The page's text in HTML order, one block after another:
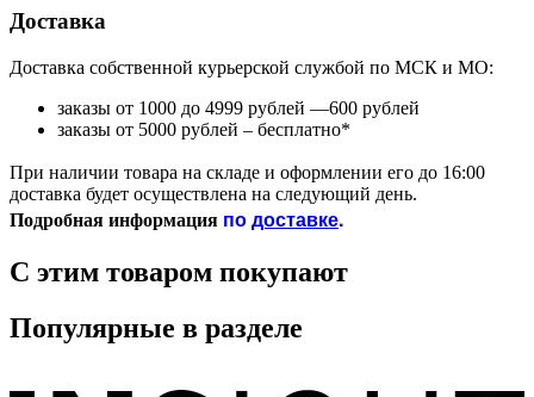
Доставка
Доставка собственной курьерской службой по МСК и МО:
заказы от 1000 до 4999 рублей —600 рублей
заказы от 5000 рублей – бесплатно*
При наличии товара на складе и оформлении его до 16:00
доставка будет осуществлена на следующий день.
Подробная информация подоставке.
С этим товаром покупают
Популярные в разделе